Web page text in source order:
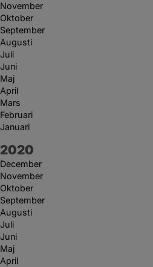
November
Oktober
September
Augusti
Juli
Juni
Maj
April
Mars
Februari
Januari
År:
2020
December
November
Oktober
September
Augusti
Juli
Juni
Maj
April